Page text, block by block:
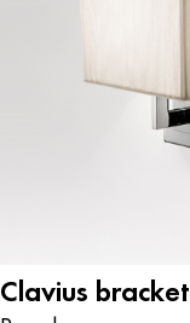
Clavius bracket